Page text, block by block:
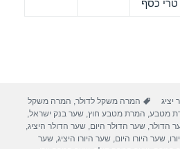
טרי כסף
יציג תגיות
המרה משקל לדולר, המרה משקל
מטבע, המרת מטבע חוץ,שער בנק ישראל,
הדולר,שער הדולר היום,שער הדולר היציג,
,שער היורו היום,שער היורו היציג,שער